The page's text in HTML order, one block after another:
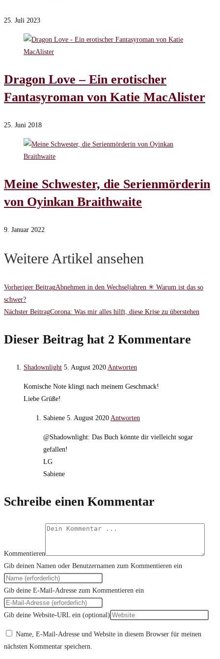
25. Juli 2023
Dragon Love – Ein erotischer
Fantasyroman von Katie MacAlister
25. Juni 2018
Meine Schwester, die Serienmörderin
von Oyinkan Braithwaite
9. Januar 2022
Weitere Artikel ansehen
Vorheriger BeitragAbnehmen in den Wechseljahren ✳ Warum ist das so
schwer?
Nächster BeitragCorona: Was mir alles hilft, diese Krise zu überstehen
Dieser Beitrag hat 2 Kommentare
Shadownlight 5. August 2020 Antworten
Komische Note klingt nach meinem Geschmack!
Liebe Grüße!
Sabiene 5. August 2020 Antworten
@Shadownlight: Das Buch könnte dir vielleicht sogar
gefallen!
LG
Sabiene
Schreibe einen Kommentar
Kommentieren
Gib deinen Namen oder Benutzernamen zum Kommentieren ein
Gib deine E-Mail-Adresse zum Kommentieren ein
Gib deine Website-URL ein (optional)
Name, E-Mail-Adresse und Website in diesem Browser für meinen
nächsten Kommentar speichern.